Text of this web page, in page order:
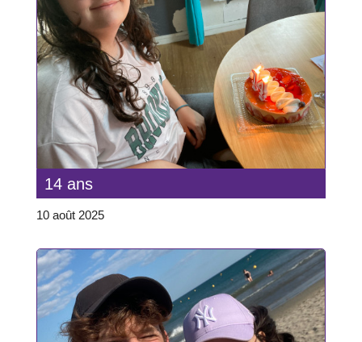
14 ans
10 août 2025